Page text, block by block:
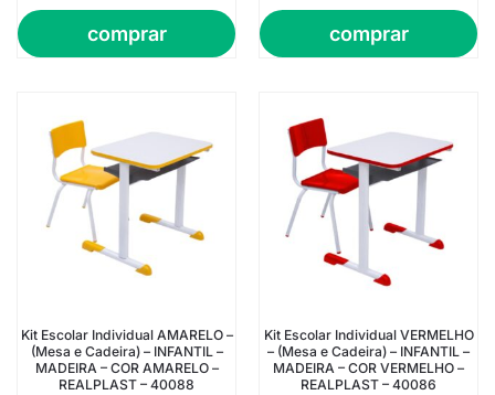
comprar comprar
Kit Escolar Individual AMARELO –
(Mesa e Cadeira) – INFANTIL –
MADEIRA – COR AMARELO –
REALPLAST – 40088
Kit Escolar Individual VERMELHO
– (Mesa e Cadeira) – INFANTIL –
MADEIRA – COR VERMELHO –
REALPLAST – 40086